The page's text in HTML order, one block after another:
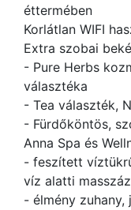
éttermében
Korlátlan WIFI
Extra szobai
- Pure Herbs
választéka
- Tea választék,
- Fürdőköntös,
Anna Spa és
- feszített
víz alatti
- élmény zuhany,